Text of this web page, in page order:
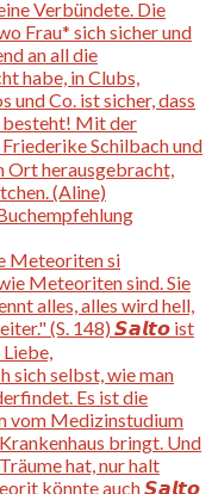
Meteoriten si